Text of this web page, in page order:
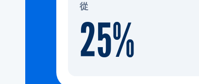
從
25%